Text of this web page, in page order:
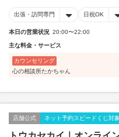
出張・訪問専門 日祝OK
本日の営業状況 20:00〜22:00
主な料金・サービス
カウンセリング
心の相談所たかちゃん
店舗公式 ネット予約スピードくじ対